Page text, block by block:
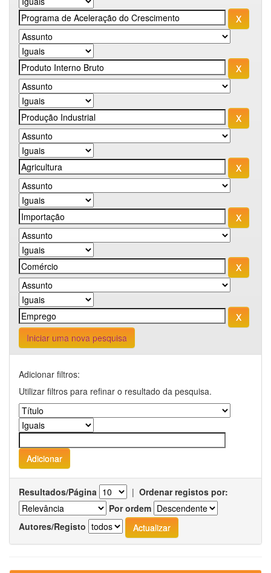
Iniciar uma nova pesquisa
Adicionar filtros:
Utilizar filtros para refinar o resultado da pesquisa.
Resultados/Página | Ordenar registos por:
Por ordem
Autores/Registo